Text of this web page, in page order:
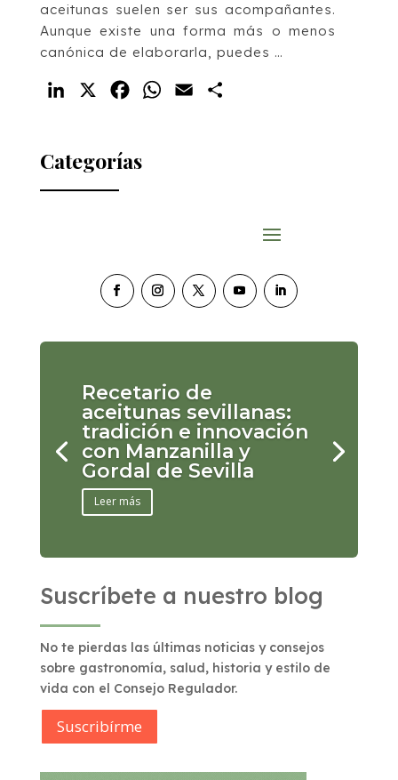
aceitunas suelen ser sus acompañantes.
Aunque existe una forma más o menos
canónica de elaborarla, puedes …
LinkedIn FacebookWhatsApp
Email
Categorías
Recetario de
aceitunas sevillanas:
tradición e innovación
con Manzanilla y
Gordal de Sevilla
Leer más
Suscríbete a nuestro blog
No te pierdas las últimas noticias y consejos
sobre gastronomía, salud, historia y estilo de
vida con el Consejo Regulador.
Suscribírme